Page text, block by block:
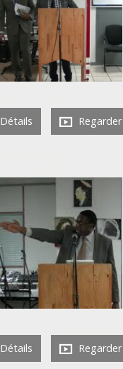
Détails Regarder
Détails Regarder